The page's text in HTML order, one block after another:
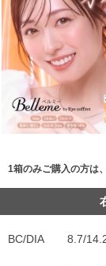
1箱のみご購入の方は
BC/DIA 8.7/